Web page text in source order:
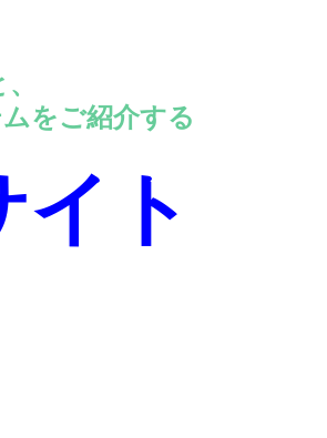
ご紹介する
ト